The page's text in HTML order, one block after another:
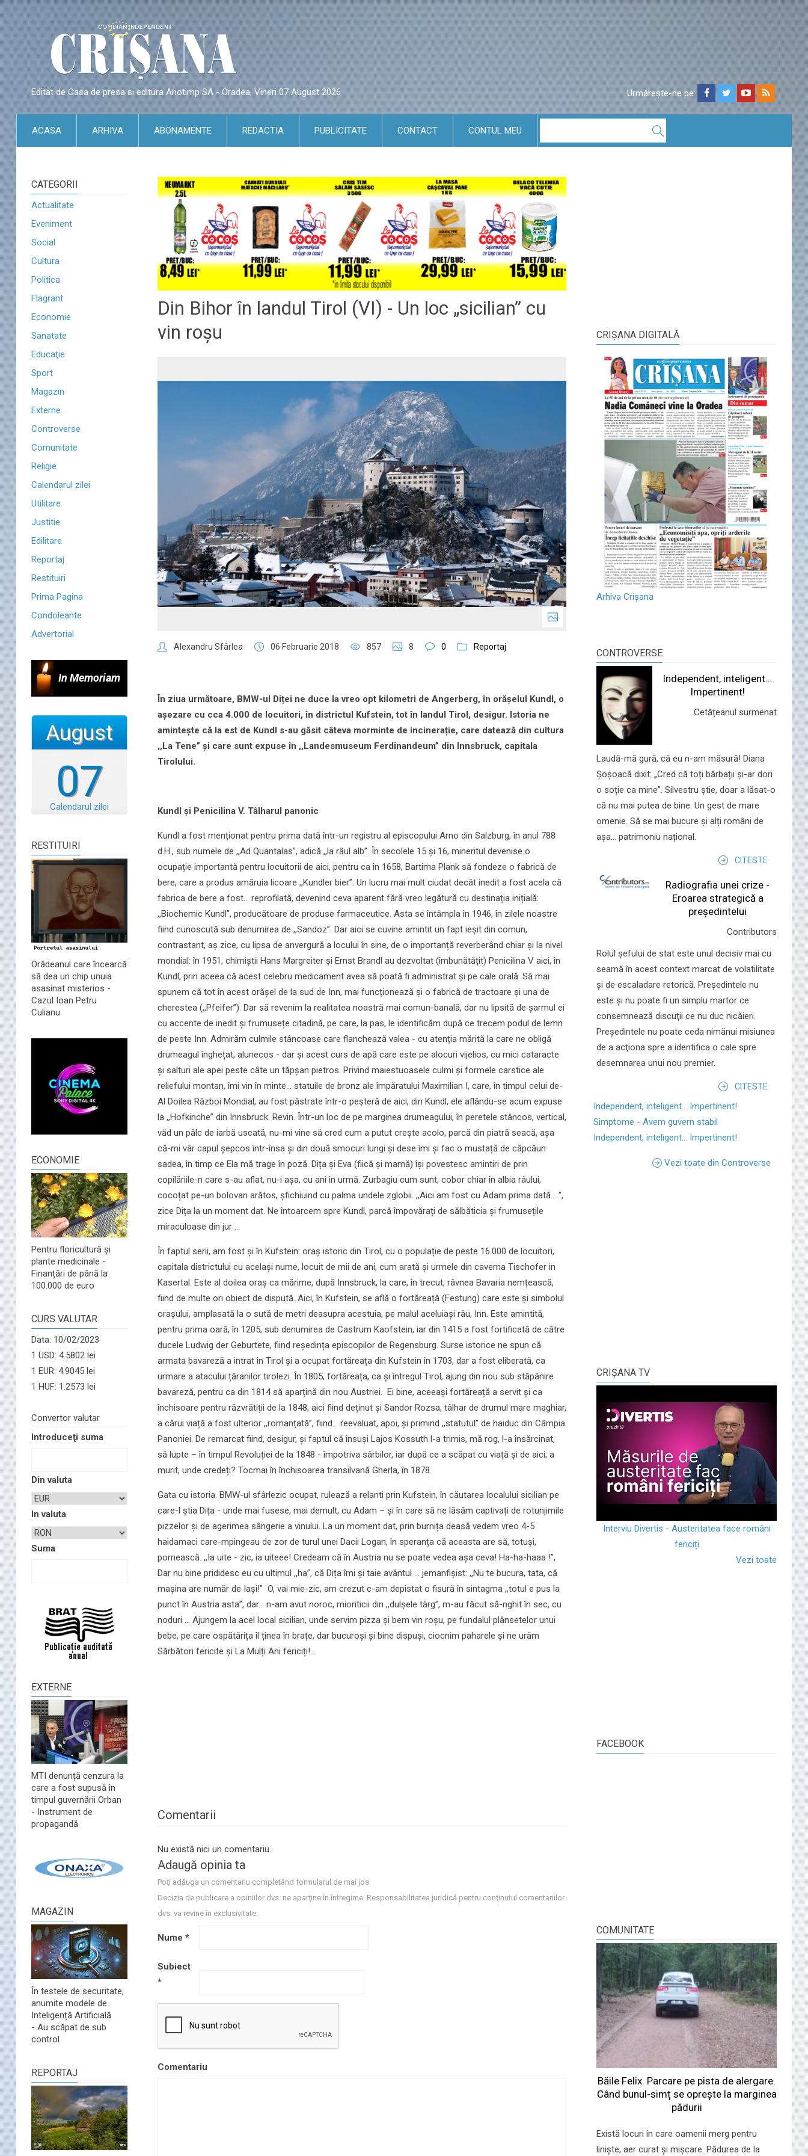
Editat de Casa de presa si editura Anotimp SA - Oradea, Vineri 07 August 2026 Urmărește-ne pe:
ACASA ARHIVA ABONAMENTE REDACTIA PUBLICITATE CONTACT CONTUL MEU
CATEGORII
Actualitate
Eveniment
Social
Cultura
Politica
Flagrant
Economie
Sanatate
Educaţie
Sport
Magazin
Externe
Controverse
Comunitate
Religie
Calendarul zilei
Utilitare
Justitie
Edilitare
Reportaj
Restituiri
Prima Pagina
Condoleante
Advertorial
In Memoriam
07
August
Calendarul zilei
RESTITUIRI
Orădeanul care încearcă
să dea un chip unuia
asasinat misterios -
Cazul Ioan Petru
Culianu
ECONOMIE
Pentru floricultură și
plante medicinale -
Finanțări de până la
100.000 de euro
CURS VALUTAR
Data: 10/02/2023
1 USD: 4.5802 lei
1 EUR: 4.9045 lei
1 HUF: 1.2573 lei
Convertor valutar
Introduceţi suma
Din valuta
In valuta
Suma
EXTERNE
MTI denunță cenzura la
care a fost supusă în
timpul guvernării Orban
- Instrument de
propagandă
MAGAZIN
În testele de securitate,
anumite modele de
Inteligență Artificială
- Au scăpat de sub
control
REPORTAJ
​Din Bihor în landul Tirol (VI) - Un loc „sicilian” cu
vin roșu
Alexandru Sfârlea 06 Februarie 2018 857 8 0 Reportaj
În ziua următoare, BMW-ul Diței ne duce la vreo opt kilometri de Angerberg, în orășelul Kundl, o
așezare cu cca 4.000 de locuitori, în districtul Kufstein, tot în landul Tirol, desigur. Istoria ne
amintește că la est de Kundl s-au găsit câteva morminte de incinerație, care datează din cultura
,,La Tene” și care sunt expuse în ,,Landesmuseum Ferdinandeum” din Innsbruck, capitala
Tirolului.
Kundl și Penicilina V. Tâlharul panonic
Kundl a fost menționat pentru prima dată într-un registru al episcopului Arno din Salzburg, în anul 788
d.H., sub numele de ,,Ad Quantalas”, adică ,,la râul alb”. În secolele 15 și 16, mineritul devenise o
ocupație importantă pentru locuitorii de aici, pentru ca în 1658, Bartima Plank să fondeze o fabrică de
bere, care a produs amăruia licoare ,,Kundler bier”. Un lucru mai mult ciudat decât inedit a fost acela că
fabrica de bere a fost... reprofilată, devenind ceva aparent fără vreo legătură cu destinația inițială:
,,Biochemic Kundl”, producătoare de produse farmaceutice. Asta se întâmpla în 1946, în zilele noastre
fiind cunoscută sub denumirea de ,,Sandoz”. Dar aici se cuvine amintit un fapt ieșit din comun,
contrastant, aș zice, cu lipsa de anvergură a locului în sine, de o importanță reverberând chiar și la nivel
mondial: în 1951, chimiștii Hans Margreiter și Ernst Brandl au dezvoltat (îmbunătățit) Penicilina V aici, în
Kundl, prin aceea că acest celebru medicament avea să poată fi administrat și pe cale orală. Să mai
spunem că tot în acest orășel de la sud de Inn, mai funcționează și o fabrică de tractoare și una de
cherestea (,,Pfeifer”). Dar să revenim la realitatea noastră mai comun-banală, dar nu lipsită de șarmul ei
cu accente de inedit și frumusețe citadină, pe care, la pas, le identificăm după ce trecem podul de lemn
de peste Inn. Admirăm culmile stâncoase care flanchează valea - cu atenția mărită la care ne obligă
drumeagul înghețat, alunecos - dar și acest curs de apă care este pe alocuri vijelios, cu mici cataracte
și salturi ale apei peste câte un tăpșan pietros. Privind maiestuoasele culmi și formele carstice ale
reliefului montan, îmi vin în minte... statuile de bronz ale împăratului Maximilian I, care, în timpul celui de-
Al Doilea Război Mondial, au fost păstrate într-o peșteră de aici, din Kundl, ele aflându-se acum expuse
la ,,Hofkinche” din Innsbruck. Revin. Într-un loc de pe marginea drumeagului, în peretele stâncos, vertical,
văd un pâlc de iarbă uscată, nu-mi vine să cred cum a putut crește acolo, parcă din piatră seacă, așa
că-mi vâr capul șepcos într-însa și din două smocuri lungi și dese îmi și fac o mustață de căpcăun
sadea, în timp ce Ela mă trage în poză. Dița și Eva (fiică și mamă) își povestesc amintiri de prin
copilăriile-n care s-au aflat, nu-i așa, cu ani în urmă. Zurbagiu cum sunt, cobor chiar în albia râului,
cocoțat pe-un bolovan arătos, șfichiuind cu palma undele zglobii. ,,Aici am fost cu Adam prima dată... ”,
zice Dița la un moment dat. Ne întoarcem spre Kundl, parcă împovărați de sălbăticia și frumusețile
miraculoase din jur ...
În faptul serii, am fost și în Kufstein: oraș istoric din Tirol, cu o populație de peste 16.000 de locuitori,
capitala districtului cu același nume, locuit de mii de ani, cum arată și urmele din caverna Tischofer in
Kasertal. Este al doilea oraș ca mărime, după Innsbruck, la care, în trecut, râvnea Bavaria nemțească,
fiind de multe ori obiect de dispută. Aici, în Kufstein, se află o fortăreață (Festung) care este și simbolul
orașului, amplasată la o sută de metri deasupra acestuia, pe malul aceluiași râu, Inn. Este amintită,
pentru prima oară, în 1205, sub denumirea de Castrum Kaofstein, iar din 1415 a fost fortificată de către
ducele Ludwig der Geburtete, fiind reședința episcopilor de Regensburg. Surse istorice ne spun că
armata bavareză a intrat în Tirol și a ocupat fortăreața din Kufstein în 1703, dar a fost eliberată, ca
urmare a atacului țăranilor tirolezi. În 1805, fortăreața, ca și întregul Tirol, ajung din nou sub stăpânire
bavareză, pentru ca din 1814 să aparțină din nou Austriei. Ei bine, aceeași fortăreață a servit și ca
închisoare pentru răzvrătiții de la 1848, aici fiind deținut și Sandor Rozsa, tâlhar de drumul mare maghiar,
a cărui viață a fost ulterior ,,romanțată”, fiind... reevaluat, apoi, și primind ,,statutul” de haiduc din Câmpia
Panoniei. De remarcat fiind, desigur, și faptul că însuși Lajos Kossuth l-a trimis, mă rog, l-a însărcinat,
să lupte – în timpul Revoluției de la 1848 - împotriva sârbilor, iar după ce a scăpat cu viață și de aici, a
murit, unde credeți? Tocmai în închisoarea transilvană Gherla, în 1878.
Gata cu istoria. BMW-ul sfârlezic ocupat, rulează a relanti prin Kufstein, în căutarea localului sicilian pe
care-l știa Dița - unde mai fusese, mai demult, cu Adam – și în care să ne lăsăm captivați de rotunjimile
pizzelor și de agerimea sângerie a vinului. La un moment dat, prin burnița deasă vedem vreo 4-5
haidamaci care-mpingeau de zor de turul unei Dacii Logan, în speranța că aceasta are să, totuși,
pornească. ,,Ia uite - zic, ia uiteee! Credeam că în Austria nu se poate vedea așa ceva! Ha-ha-haaa !”,
Dar nu bine prididesc eu cu ultimul ,,ha”, că Dița îmi și taie avântul ... jemanfișist: ,,Nu te bucura, tata, că
mașina are număr de Iași!” O, vai mie-zic, am crezut c-am depistat o fisură în sintagma ,,totul e pus la
punct în Austria asta”, dar... n-am avut noroc, mioriticii din ,,dulșele târg”, m-au făcut să-nghit în sec, cu
noduri ... Ajungem la acel local sicilian, unde servim pizza și bem vin roșu, pe fundalul plânsetelor unui
bebe, pe care ospătărița îl ținea în brațe, dar bucuroși și bine dispuși, ciocnim paharele și ne urăm
Sărbători fericite și La Mulți Ani fericiți!...
Comentarii
Nu există nici un comentariu.
Adaugă opinia ta
Poţi adăuga un comentariu completând formularul de mai jos.
Decizia de publicare a opiniilor dvs. ne aparţine în întregime. Responsabilitatea juridică pentru conţinutul comentariilor
dvs. va revine în exclusivitate.
Nume *
Subiect
*
Comentariu
CRIŞANA DIGITALĂ
Arhiva Crișana
CONTROVERSE
Independent, inteligent...
Impertinent!
Cetățeanul surmenat
Laudă-mă gură, că eu n-am măsură! Diana
Șoșoacă dixit: „Cred că toți bărbații și-ar dori
o soție ca mine”. Silvestru știe, doar a lăsat-o
că nu mai putea de bine. Un gest de mare
omenie. Să se mai bucure și alți români de
așa... patrimoniu național.
CITESTE
Radiografia unei crize -
Eroarea strategică a
președintelui
Contributors
Rolul şefului de stat este unul decisiv mai cu
seamă în acest context marcat de volatilitate
şi de escaladare retorică. Preşedintele nu
este şi nu poate fi un simplu martor ce
consemnează discuţii ce nu duc nicăieri.
Preşedintele nu poate ceda nimănui misiunea
de a acţiona spre a identifica o cale spre
desemnarea unui nou premier.
CITESTE
Independent, inteligent... Impertinent!
Simptome - Avem guvern stabil
Independent, inteligent... Impertinent!
Vezi toate din Controverse
CRIŞANA TV
Interviu Divertis - Austeritatea face români
fericiți
Vezi toate
FACEBOOK
COMUNITATE
Băile Felix. Parcare pe pista de alergare.
Când bunul-simț se oprește la marginea
pădurii
Există locuri în care oamenii merg pentru
liniște, aer curat și mișcare. Pădurea de la